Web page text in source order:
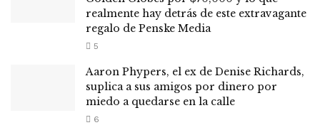
realmente hay detrás de este extravagante
regalo de Penske Media
5
Aaron Phypers, el ex de Denise Richards,
suplica a sus amigos por dinero por
miedo a quedarse en la calle
6